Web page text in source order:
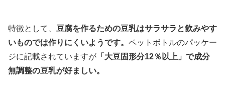
特徴として、 豆腐を作るための豆乳はサラサラと飲みやす
いものでは作りにくいようです。 ペットボトルのパッケー
ジに記載されていますが 「大豆固形分12％以上」で成分
無調整の豆乳が好ましい。